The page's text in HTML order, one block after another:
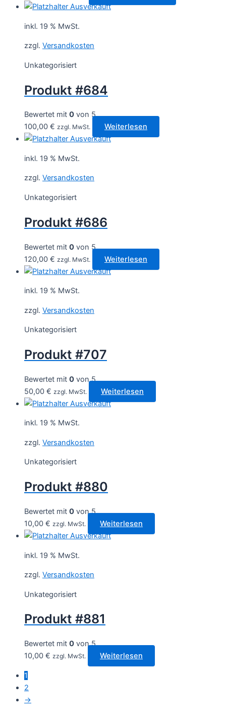
Ausverkauft
inkl. 19 % MwSt.
zzgl. Versandkosten
Unkategorisiert
Produkt #684
Bewertet mit 0 von 5
100,00 € zzgl. MwSt.
Weiterlesen
Ausverkauft
inkl. 19 % MwSt.
zzgl. Versandkosten
Unkategorisiert
Produkt #686
Bewertet mit 0 von 5
120,00 € zzgl. MwSt.
Weiterlesen
Ausverkauft
inkl. 19 % MwSt.
zzgl. Versandkosten
Unkategorisiert
Produkt #707
Bewertet mit 0 von 5
50,00 € zzgl. MwSt.
Weiterlesen
Ausverkauft
inkl. 19 % MwSt.
zzgl. Versandkosten
Unkategorisiert
Produkt #880
Bewertet mit 0 von 5
10,00 € zzgl. MwSt.
Weiterlesen
Ausverkauft
inkl. 19 % MwSt.
zzgl. Versandkosten
Unkategorisiert
Produkt #881
Bewertet mit 0 von 5
10,00 € zzgl. MwSt. Weiterlesen
1
2
→